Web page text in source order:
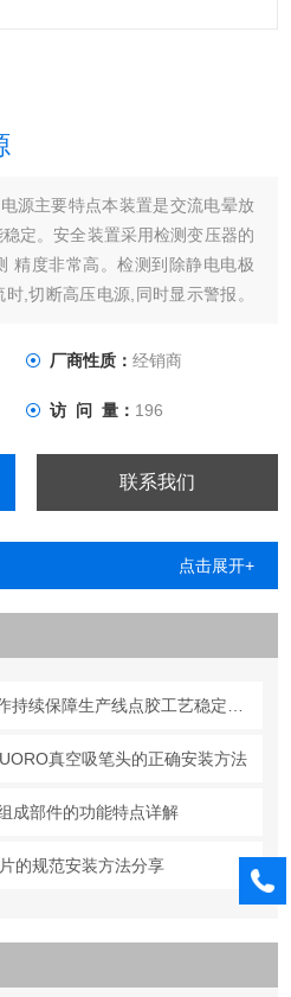
源主要特点本装置是交流电晕放
定。安全装置采用检测变压器的
精度非常高。检测到除静电电极
,切断高压电源,同时显示警报。
于与已停产的产品的兼容性
厂商性质： 经销商
访 问 量： 196
联系我们
点击展开+
落实点胶机常态化维护工作持续保障生产线点胶工艺稳定合规
真空吸笔头的正确安装方法
成部件的功能特点详解
的规范安装方法分享